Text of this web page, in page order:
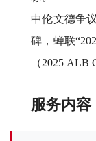
中伦文德争
碑，蝉联“
（2025 ALB
服务内容